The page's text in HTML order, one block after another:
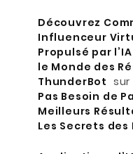
Découvrez
Influenceur
Propulsé par
le Monde des
ThunderBot sur
Pas Besoin de
Meilleurs
Les Secrets